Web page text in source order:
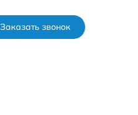
Заказать звонок